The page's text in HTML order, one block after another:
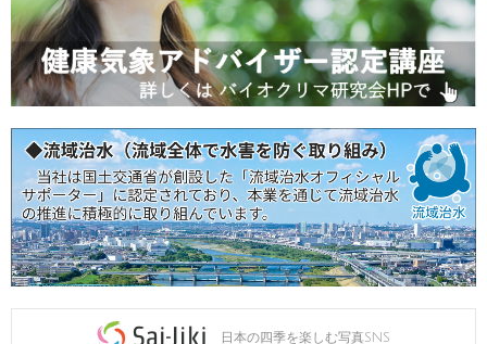
日本の四季を楽しむ写真SNS